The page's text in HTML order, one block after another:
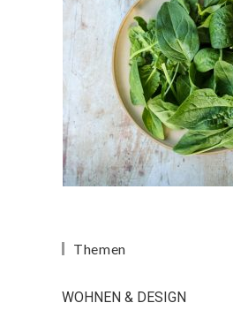
Themen
WOHNEN & DESIGN